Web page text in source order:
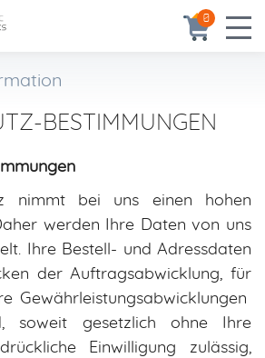
0
BESTIMMUNGEN
nimmt bei uns einen hohen
werden Ihre Daten von uns
Ihre Bestell- und Adressdaten
der Auftragsabwicklung, für
Gewährleistungsabwicklungen
soweit gesetzlich ohne Ihre
Einwilligung zulässig,